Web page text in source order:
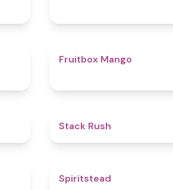
Fruitbox Mango
Stack Rush
Spiritstead